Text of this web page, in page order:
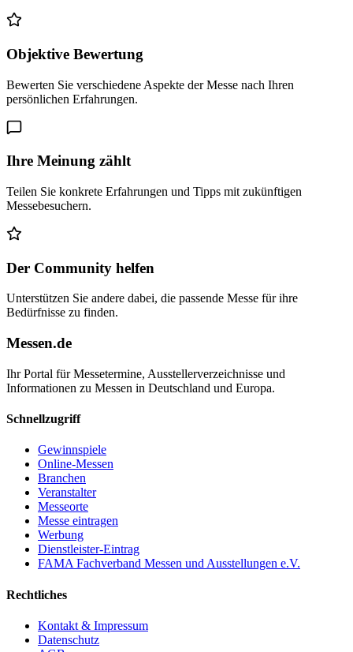
Objektive Bewertung
Bewerten Sie verschiedene Aspekte der Messe nach Ihren
persönlichen Erfahrungen.
Ihre Meinung zählt
Teilen Sie konkrete Erfahrungen und Tipps mit zukünftigen
Messebesuchern.
Der Community helfen
Unterstützen Sie andere dabei, die passende Messe für ihre
Bedürfnisse zu finden.
Messen.de
Ihr Portal für Messetermine, Ausstellerverzeichnisse und
Informationen zu Messen in Deutschland und Europa.
Schnellzugriff
Gewinnspiele
Online-Messen
Branchen
Veranstalter
Messeorte
Messe eintragen
Werbung
Dienstleister-Eintrag
FAMA Fachverband Messen und Ausstellungen e.V.
Rechtliches
Kontakt & Impressum
Datenschutz